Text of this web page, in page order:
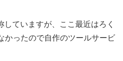
ていますが、ここ最近はろく
かったので自作のツールサービ